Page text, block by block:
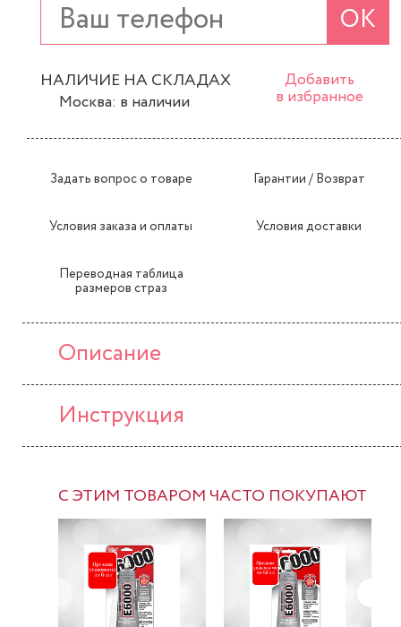
ОК
НАЛИЧИЕ НА СКЛАДАХ
Москва: в наличии
Добавить
в избранное
Задать вопрос о товаре Гарантии / Возврат
Условия заказа и оплаты Условия доставки
Переводная таблица
размеров страз
Описание
Инструкция
С ЭТИМ ТОВАРОМ ЧАСТО ПОКУПАЮТ